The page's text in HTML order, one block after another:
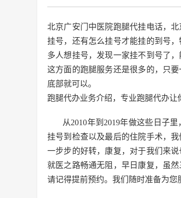
北京广安门中医院跑腿代挂电话，
挂号，还有怎么挂号才能挂的到号
多人想挂号，发现一家挂不到号了
这方面的跑腿服务还是很多的，只
底部就可以。
跑腿代办业务介绍，专业跑腿代办让
从2010年到2019年做这些日子
挂号到检查以及最后的住院手术，
一步步的好转，康复，对于我们来
就医之路畅通无阻，早日康复，虽
请记得提前预约。我们随时准备为您